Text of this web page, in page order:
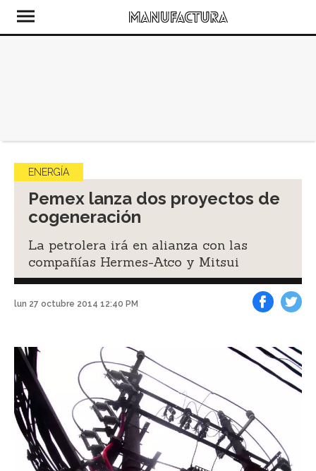
ENERGÍA
Pemex lanza dos proyectos de
cogeneración
La petrolera irá en alianza con las
compañías Hermes-Atco y Mitsui
lun 27 octubre 2014 12:40 PM